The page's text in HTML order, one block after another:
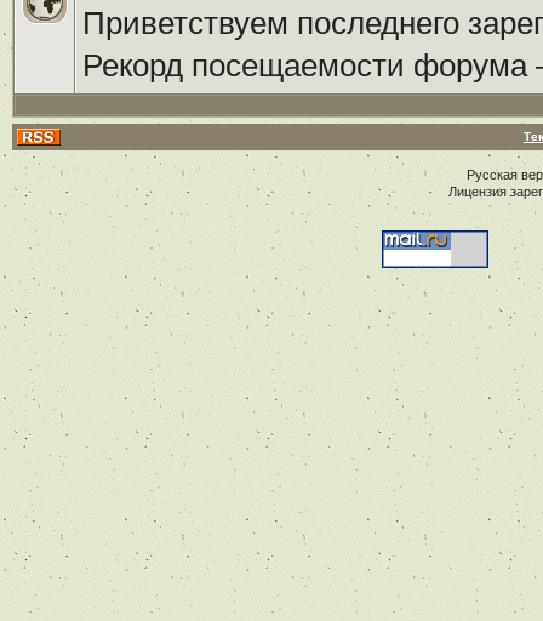
Приветствуем последнего
Рекорд посещаемости
Русская
Лицензия